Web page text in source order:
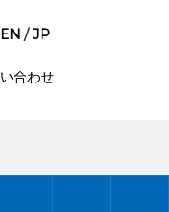
EN /JP
合わせ